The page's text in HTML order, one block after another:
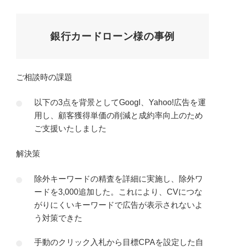
銀行カードローン様の事例
ご相談時の課題
以下の3点を背景としてGoogl、Yahoo!広告を運
用し、顧客獲得単価の削減と成約率向上のため
ご支援いたしました
解決策
除外キーワードの精査を詳細に実施し、除外ワ
ードを3,000追加した。これにより、CVにつな
がりにくいキーワードで広告が表示されないよ
う対策できた
手動のクリック入札から目標CPAを設定した自